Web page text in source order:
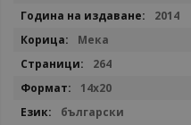
2014
Мека
264
14x20
български